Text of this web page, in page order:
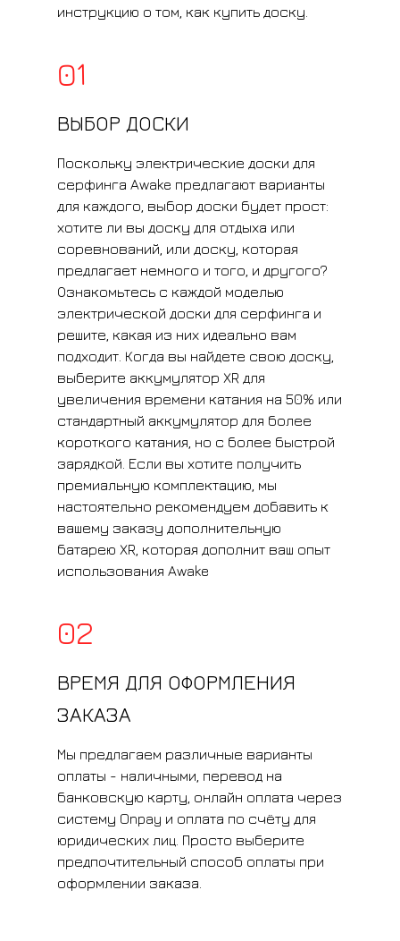
инструкцию о том, как купить доску.
Поскольку электрические доски для
серфинга Awake предлагают варианты
для каждого, выбор доски будет прост:
хотите ли вы доску для отдыха или
соревнований, или доску, которая
предлагает немного и того, и другого?
Ознакомьтесь с каждой моделью
электрической доски для серфинга и
решите, какая из них идеально вам
подходит. Когда вы найдете свою доску,
выберите аккумулятор XR для
увеличения времени катания на 50% или
стандартный аккумулятор для более
короткого катания, но с более быстрой
зарядкой. Если вы хотите получить
премиальную комплектацию, мы
настоятельно рекомендуем добавить к
вашему заказу дополнительную
батарею XR, которая дополнит ваш опыт
использования Awake
Мы предлагаем различные варианты
оплаты - наличными, перевод на
банковскую карту, онлайн оплата через
систему Onpay и оплата по счёту для
юридических лиц. Просто выберите
предпочтительный способ оплаты при
оформлении заказа.
01
02
ВЫБОР ДОСКИ
ВРЕМЯ ДЛЯ ОФОРМЛЕНИЯ
ЗАКАЗА